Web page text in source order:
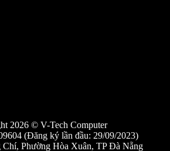
2026 © V-Tech Computer
(Đăng ký lần đầu: 29/09/2023)
Chí, Phường Hòa Xuân, TP Đà Nẵng